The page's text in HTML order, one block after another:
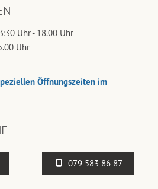
Uhr - 18.00 Uhr
Uhr
Öffnungszeiten im
079 583 86 87